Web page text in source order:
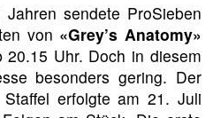
sendete ProSieben
von «Grey’s Anatomy»
20.15 Uhr. Doch in diesem
besonders gering. Der
erfolgte am 21. Juli